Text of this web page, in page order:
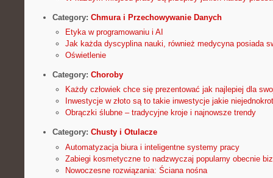
Category: Chmura i Przechowywanie Danych
Etyka w programowaniu i AI
Jak każda dyscyplina nauki, również medycyna posiada
Oświetlenie
Category: Choroby
Każdy człowiek chce się prezentować jak najlepiej dla
Inwestycje w złoto są to takie inwestycje jakie
Obrączki ślubne – tradycyjne kroje i najnowsze trendy
Category: Chusty i Otulacze
Automatyzacja biura i inteligentne systemy pracy
Zabiegi kosmetyczne to nadzwyczaj popularny obecnie
Nowoczesne rozwiązania: Ściana nośna